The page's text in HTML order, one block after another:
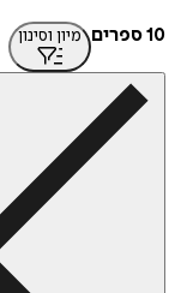
10 ספרים מיון וסינון